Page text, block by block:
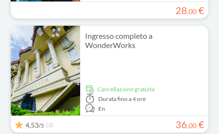
28,00 €
Ingresso completo a
WonderWorks
Cancellazione gratuita
Duratafino a 4 ore
En
4,53/5 (3) 36,00 €